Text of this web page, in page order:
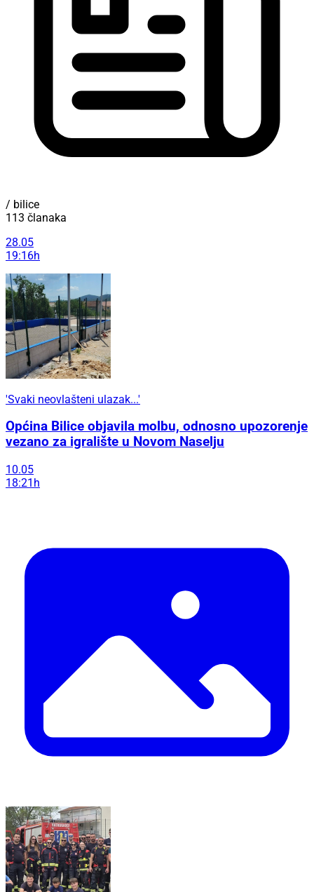
/ bilice
113 članaka
28.05
19:16h
'Svaki neovlašteni ulazak...'
Općina Bilice objavila molbu, odnosno upozorenje
vezano za igralište u Novom Naselju
10.05
18:21h